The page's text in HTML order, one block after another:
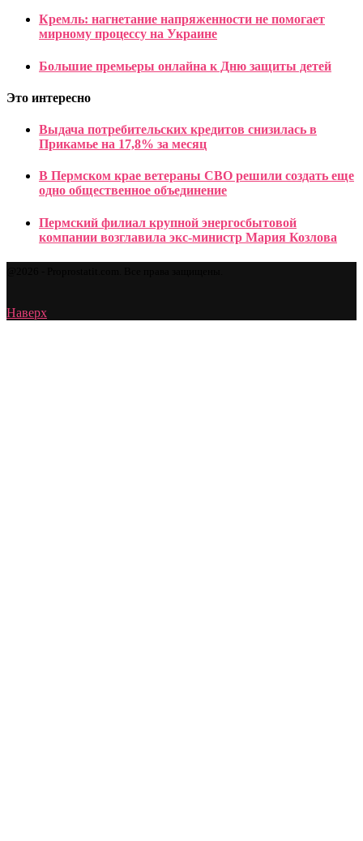
Кремль: нагнетание напряженности не помогает
мирному процессу на Украине
Большие премьеры онлайна к Дню защиты детей
Это интересно
Выдача потребительских кредитов снизилась в
Прикамье на 17,8% за месяц
В Пермском крае ветераны СВО решили создать еще
одно общественное объединение
Пермский филиал крупной энергосбытовой
компании возглавила экс-министр Мария Козлова
Наверх